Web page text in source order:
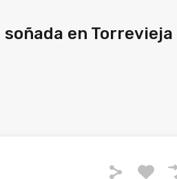
en Torrevieja